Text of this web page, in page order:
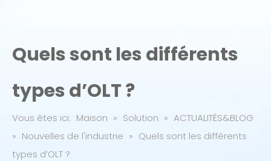
Quels sont les différents
types d’OLT ?
Vous êtes ici: Maison » Solution » ACTUALITÉS&BLOG
» Nouvelles de l'industrie » Quels sont les différents
types d’OLT ?